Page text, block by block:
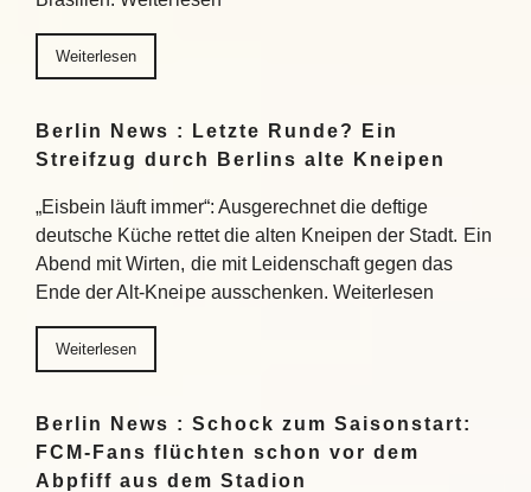
Weiterlesen
Berlin News : Letzte Runde? Ein
Streifzug durch Berlins alte Kneipen
„Eisbein läuft immer“: Ausgerechnet die deftige
deutsche Küche rettet die alten Kneipen der Stadt. Ein
Abend mit Wirten, die mit Leidenschaft gegen das
Ende der Alt-Kneipe ausschenken. Weiterlesen
Weiterlesen
Berlin News : Schock zum Saisonstart:
FCM-Fans flüchten schon vor dem
Abpfiff aus dem Stadion